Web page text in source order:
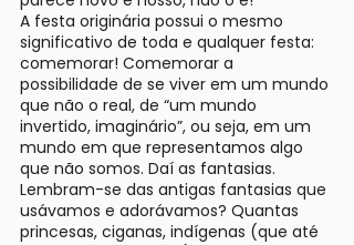
A festa originária possui o mesmo
significativo de toda e qualquer festa:
comemorar! Comemorar a
possibilidade de se viver em um mundo
que não o real, de “um mundo
invertido, imaginário”, ou seja, em um
mundo em que representamos algo
que não somos. Daí as fantasias.
Lembram-se das antigas fantasias que
usávamos e adorávamos? Quantas
princesas, ciganas, indígenas (que até